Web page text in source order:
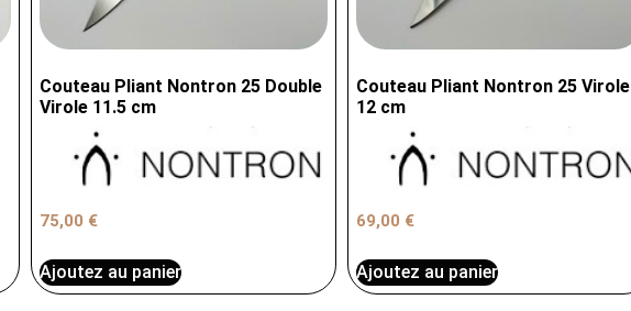
Couteau Pliant Nontron 25 Double
Virole 11.5 cm
75,00 €
Ajoutez au panier
Couteau Pliant Nontron 25 Virole
12 cm
69,00 €
Ajoutez au panier